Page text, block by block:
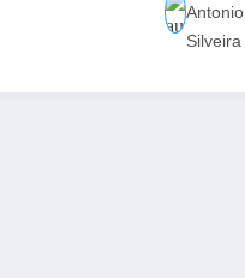
Antonio
Silveira